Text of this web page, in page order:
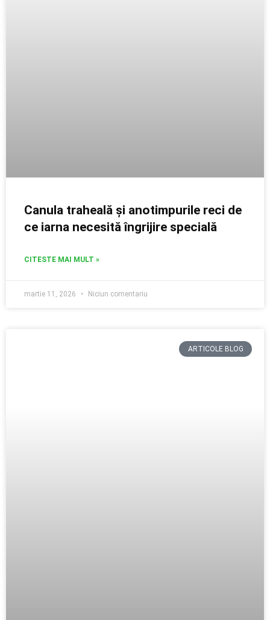
Canula traheală și anotimpurile reci de
ce iarna necesită îngrijire specială
CITESTE MAI MULT »
martie 11, 2026 Niciun comentariu
ARTICOLE BLOG